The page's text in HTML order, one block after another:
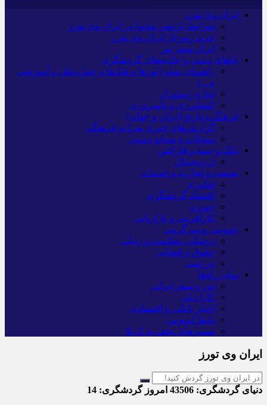
ایران وی تورز
شرایط بازنشر محتوا در ایران وی تورز
خرید رپورتاژ ایران وی تورز
ایران سفر تور
جاهای دیدنی و جاذبه‌های گردشگری
راهنمای سفر (تورها و هتل‌ها و حمل‌و‌نقل و آموزشی
و…)
غذا و رستوران
کشاورزی و دامپروری
فرهنگ و تاریخ (ایران و جهان)
گزارش‌های خبری میراث فرهنگی
سوغات و صنایع دستی
بانک و بیمه و فارکس
ارزدیجیتال
صنعت و تجارت و خدمات
فناوری
اقتصاد گردشگری
خودرو
کارآفرینی و بازاریابی
عمومی و سرگرمی
پزشکی، سلامت و زیبایی
حقوق و قضایی
ورزشی
سایر راه‌ها
تور و سفر ایرانی
کارا دیلی
اخبار بانکی و اقتصادی
بلیط اتوبوس
مسیرهای نجف به کربلا
ایران وی تورز
دنیای گردشگری: امروز گردشگری: